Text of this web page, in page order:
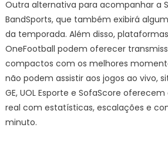
Outra alternativa para acompanhar a
BandSports, que também exibirá
da temporada. Além disso,
OneFootball podem oferecer
compactos com os melhores
não podem assistir aos jogos ao vivo,
GE, UOL Esporte e SofaScore
real com estatísticas, escalações e
minuto.